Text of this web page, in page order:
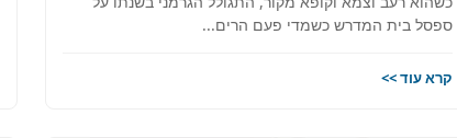
ספסל בית המדרש כשמדי פעם הרים...
קרא עוד >>